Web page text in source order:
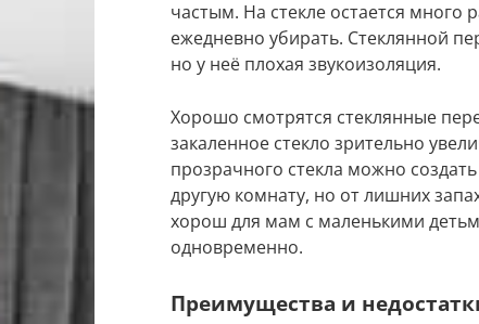
частым. На стекле остается много
ежедневно убирать. Стеклянной
но у неё плохая звукоизоляция.
Хорошо смотрятся стеклянные
закаленное стекло зрительно
прозрачного стекла можно
другую комнату, но от лишних
хорош для мам с маленькими
одновременно.
Преимущества и